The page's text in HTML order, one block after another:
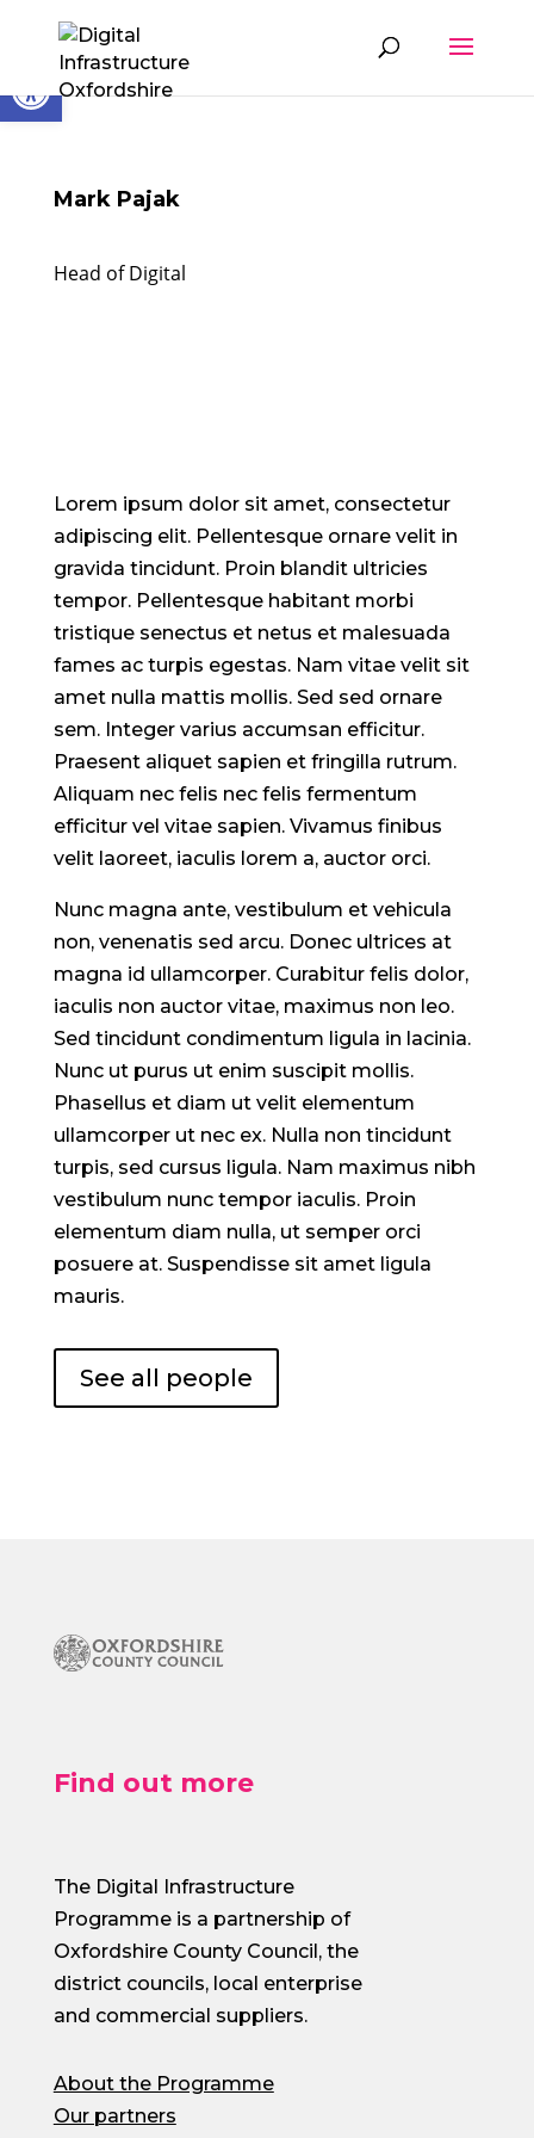
Open toolbar
content
Mark Pajak
Head of Digital
Lorem ipsum dolor sit amet, consectetur
adipiscing elit. Pellentesque ornare velit in
gravida tincidunt. Proin blandit ultricies
tempor. Pellentesque habitant morbi
tristique senectus et netus et malesuada
fames ac turpis egestas. Nam vitae velit sit
amet nulla mattis mollis. Sed sed ornare
sem. Integer varius accumsan efficitur.
Praesent aliquet sapien et fringilla rutrum.
Aliquam nec felis nec felis fermentum
efficitur vel vitae sapien. Vivamus finibus
velit laoreet, iaculis lorem a, auctor orci.
Nunc magna ante, vestibulum et vehicula
non, venenatis sed arcu. Donec ultrices at
magna id ullamcorper. Curabitur felis dolor,
iaculis non auctor vitae, maximus non leo.
Sed tincidunt condimentum ligula in lacinia.
Nunc ut purus ut enim suscipit mollis.
Phasellus et diam ut velit elementum
ullamcorper ut nec ex. Nulla non tincidunt
turpis, sed cursus ligula. Nam maximus nibh
vestibulum nunc tempor iaculis. Proin
elementum diam nulla, ut semper orci
posuere at. Suspendisse sit amet ligula
mauris.
See all people
Find out more
The Digital Infrastructure
Programme is a partnership of
Oxfordshire County Council, the
district councils, local enterprise
and commercial suppliers.
About the Programme
Our partners